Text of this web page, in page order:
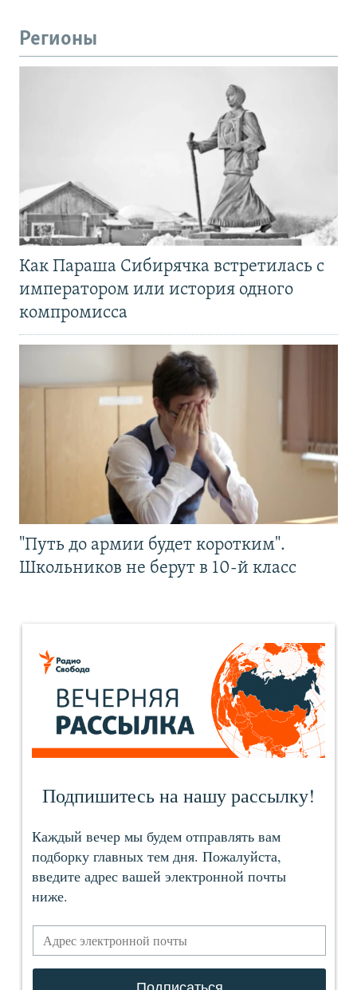
Регионы
Как Параша Сибирячка встретилась с
императором или история одного
компромисса
"Путь до армии будет коротким".
Школьников не берут в 10-й класс